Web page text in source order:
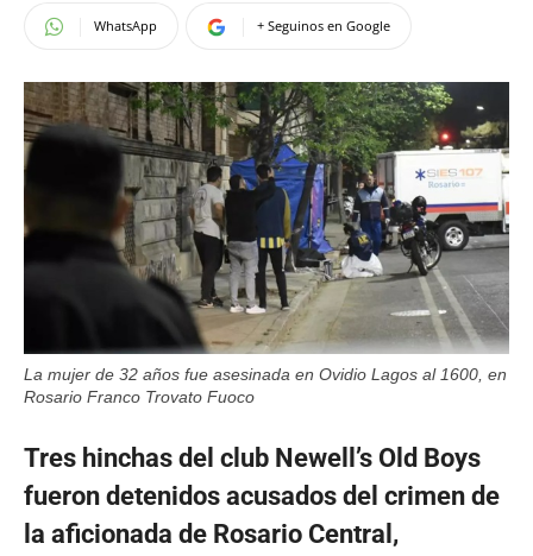
WhatsApp + Seguinos en Google
La mujer de 32 años fue asesinada en Ovidio Lagos al 1600, en
Rosario Franco Trovato Fuoco
Tres hinchas del club Newell’s Old Boys
fueron detenidos acusados del crimen de
la aficionada de Rosario Central,